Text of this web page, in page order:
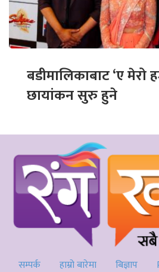
बडीमालिकाबाट ‘ए मेरो
छायांकन सुरु हुने
सम्पर्क हाम्रो बारेमा बिज्ञाप